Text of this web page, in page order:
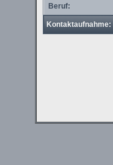
Beruf:
Kontaktaufnahme: